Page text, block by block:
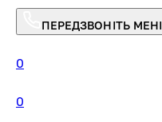
ПЕРЕДЗВОНІТЬ МЕНІ
0
0